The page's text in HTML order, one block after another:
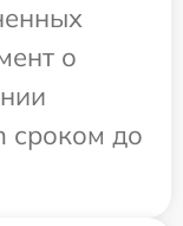
о
сроком до